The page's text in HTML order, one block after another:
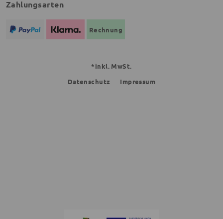
Zahlungsarten
Rechnung
*inkl. MwSt.
Datenschutz
Impressum